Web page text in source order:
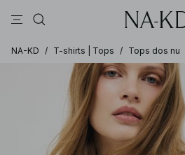
NA-KD / T-shirts | Tops / Tops dos nu